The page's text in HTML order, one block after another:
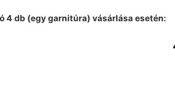
4 db (egy garnitúra) vásárlása esetén: